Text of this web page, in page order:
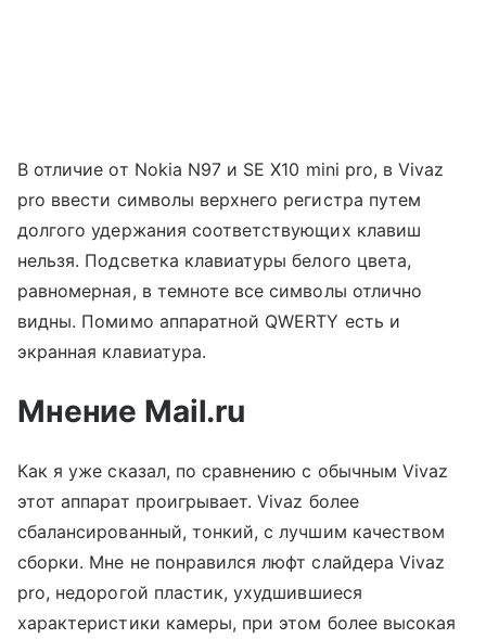
В отличие от Nokia N97 и SE X10 mini pro, в Vivaz
pro ввести символы верхнего регистра путем
долгого удержания соответствующих клавиш
нельзя. Подсветка клавиатуры белого цвета,
равномерная, в темноте все символы отлично
видны. Помимо аппаратной QWERTY есть и
экранная клавиатура.
Мнение Mail.ru
Как я уже сказал, по сравнению с обычным Vivaz
этот аппарат проигрывает. Vivaz более
сбалансированный, тонкий, с лучшим качеством
сборки. Мне не понравился люфт слайдера Vivaz
pro, недорогой пластик, ухудшившиеся
характеристики камеры, при этом более высокая